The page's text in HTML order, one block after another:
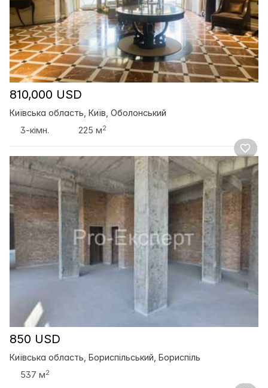
810,000 USD
Київська область, Київ, Оболонський
3-кімн.
225 м2
850 USD
Київська область, Бориспільський, Бориспіль
537 м2